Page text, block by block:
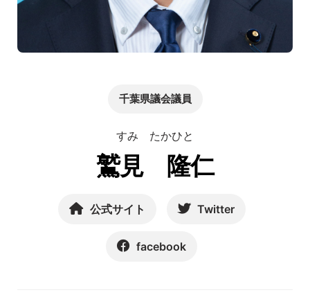
千葉県議会議員
すみ たかひと
鷲見 隆仁
公式サイト Twitter
facebook